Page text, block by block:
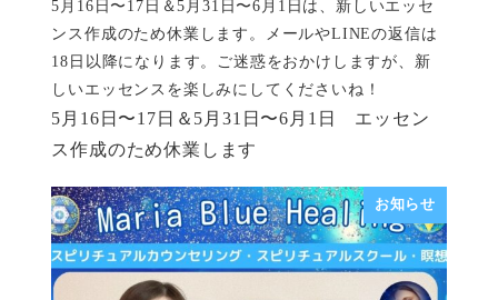
5月16日〜17日＆5月31日〜6月1日 エッセン
ス作成のため休業します
5月16日〜17日＆5月31日〜6月1日は、新しいエッセ
ンス作成のため休業します。メールやLINEの返信は
18日以降になります。ご迷惑をおかけしますが、新
しいエッセンスを楽しみにしてくださいね！
お知らせ